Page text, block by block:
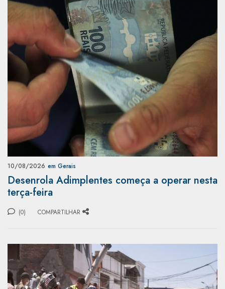
10/08/2026 em Gerais
Desenrola Adimplentes começa a operar nesta
terça-feira
(0) COMPARTILHAR